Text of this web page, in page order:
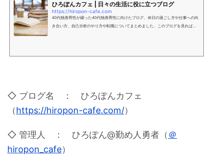
ひろぽんカフェ | 日々の生活に役に立つブログ
https://hiropon-cafe.com
40代独身男性が綴った40代独身男性に向けたブログ。休日の過ごし方や仕事への向
き合い方、自己分析のやり方や転職についてまとめました。このブログを見れば、
◇ ブログ名 ： ひろぽんカフェ
（https://hiropon-cafe.com/）
◇ 管理人 ： ひろぽん@勤め人勇者（ ＠
hiropon_cafe）